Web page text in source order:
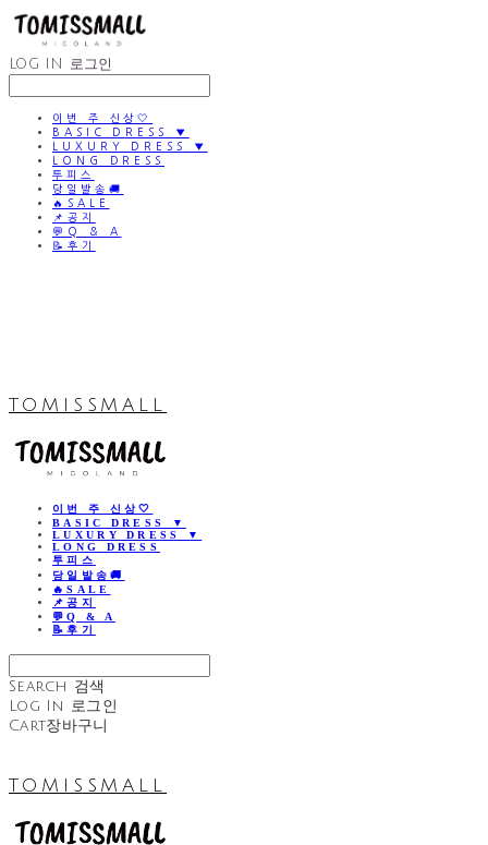
LOG IN 로그인
이번 주 신상🤍
BASIC DRESS ▼
LUXURY DRESS ▼
LONG DRESS
투피스
당일발송🚚
🔥SALE
📌공지
💬Q & A
📝후기
TOMISSMALL
이번 주 신상🤍
BASIC DRESS ▼
LUXURY DRESS ▼
LONG DRESS
투피스
당일발송🚚
🔥SALE
📌공지
💬Q & A
📝후기
Search 검색
Log In 로그인
Cart장바구니
TOMISSMALL